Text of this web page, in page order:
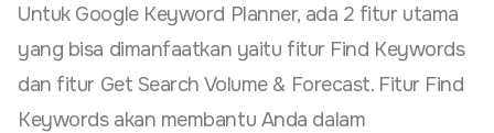
Untuk Google Keyword Planner, ada 2 fitur utama
yang bisa dimanfaatkan yaitu fitur Find Keywords
dan fitur Get Search Volume & Forecast. Fitur Find
Keywords akan membantu Anda dalam